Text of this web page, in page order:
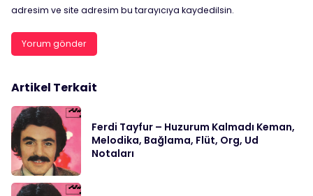
adresim ve site adresim bu tarayıcıya kaydedilsin.
Artikel Terkait
Ferdi Tayfur – Huzurum Kalmadı Keman,
Melodika, Bağlama, Flüt, Org, Ud
Notaları